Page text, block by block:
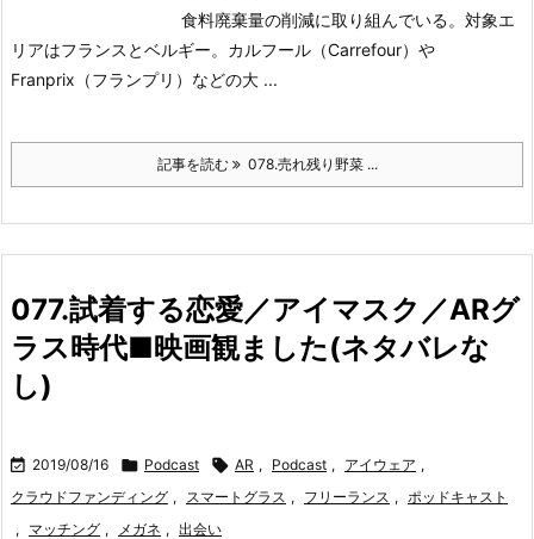
食料廃棄量の削減に取り組んでいる。 対象エ
リアはフランスとベルギー。カルフール（Carrefour）や
Franprix（フランプリ）などの大 ...
記事を読む 078.売れ残り野菜 ...
077.試着する恋愛／アイマスク／ARグ
ラス時代■映画観ました(ネタバレな
し)
 2019/08/16  Podcast  AR , Podcast , アイウェア ,
クラウドファンディング , スマートグラス , フリーランス , ポッドキャスト
, マッチング , メガネ , 出会い